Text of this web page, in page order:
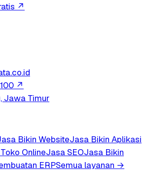
↗
↗
Jawa Timur
Bikin WebsiteJasa Bikin Aplikasi
OnlineJasa SEOJasa Bikin
ERPSemua layanan →